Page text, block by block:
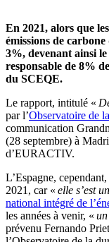
En 2021, alors que
émissions de carbone
3%, devenant ainsi
responsable de 8%
du SCEQE.
Le rapport, intitulé «
par l’Observatoire de
communication
(28 septembre) à
d’EURACTIV.
L’Espagne, cependant,
2021, car « elle s’est
national intégré de
les années à venir, «
prévenu Fernando